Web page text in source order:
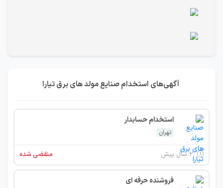
آگهی‌های استخدام صنایع مولد های برق تیارا
استخدام حسابدار
تهران
۲ سال پیش منقضی شده
فروشنده حرفه ای